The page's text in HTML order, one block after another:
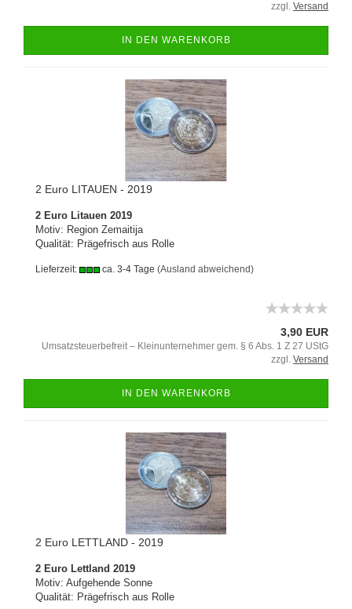
zzgl. Versand
IN DEN WARENKORB
2 Euro LITAUEN - 2019
2 Euro Litauen 2019
Motiv: Region Zemaitija
Qualität: Prägefrisch aus Rolle
Lieferzeit: ca. 3-4 Tage (Ausland abweichend)
3,90 EUR
Umsatzsteuerbefreit – Kleinunternehmer gem. § 6 Abs. 1 Z 27 UStG
zzgl. Versand
IN DEN WARENKORB
2 Euro LETTLAND - 2019
2 Euro Lettland 2019
Motiv: Aufgehende Sonne
Qualität: Prägefrisch aus Rolle